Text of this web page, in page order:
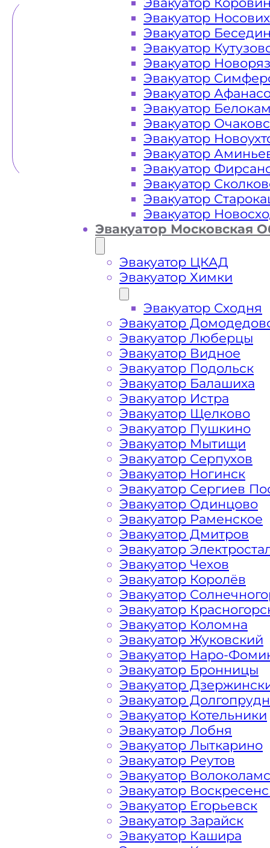
Как
Молжаниново
Перевозка автомобиля по
«МОБИ» дешево, круглосуточно и
лишних затрат решить возникшие
предложить вам свои услуги по
нас вы найдете все, что нужно для
авто: доступные цены,
большим опытом работы. Мы
эвакуатора на дороге по низкой
в сфере транспортировки и
Молжаниново Москва. Мы
технику, что позволяет срочно и
Московских шоссе, автотрасс и
транспортного средства или ДТП.
списком услуг эвакуатора и их
Округе Столицы, так и за пределами
Эвакуатор
Эвакуатор
Эвакуатор
Эвакуатор
Эвакуатор
Эвакуатор
Эвакуатор
Эвакуатор
Эвакуатор
Эвакуатор
Эвакуатор
Эвакуатор
Эвакуатор
Эвакуатор
Эвакуатор Московская
Эвакуатор ЦКАД
Эвакуатор Химки
Эвакуатор Сходня
Эвакуатор
Эвакуатор Люберцы
Эвакуатор Видное
Эвакуатор Подольск
Эвакуатор Балашиха
Эвакуатор Истра
Эвакуатор Щелково
Эвакуатор Пушкино
Эвакуатор Мытищи
Эвакуатор Серпухов
Эвакуатор Ногинск
Эвакуатор Сергиев
Эвакуатор Одинцово
Эвакуатор Раменское
Эвакуатор Дмитров
Эвакуатор
Эвакуатор Чехов
Эвакуатор Королёв
Эвакуатор
Эвакуатор
Эвакуатор Коломна
Эвакуатор Жуковский
Эвакуатор Наро-
Эвакуатор Бронницы
Эвакуатор
Эвакуатор
Эвакуатор Котельники
Эвакуатор Лобня
Эвакуатор Лыткарино
Эвакуатор Реутов
Эвакуатор
Эвакуатор
Эвакуатор Егорьевск
Эвакуатор Зарайск
Эвакуатор Кашира